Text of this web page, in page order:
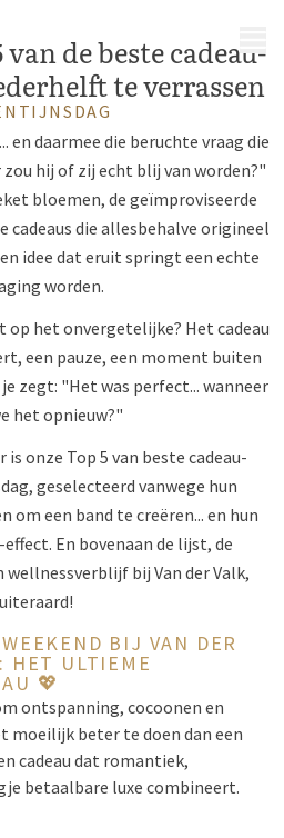
de beste cadeau-
te verrassen
en daarmee die beruchte vraag die
hij of zij echt blij van worden?"
bloemen, de geïmproviseerde
die allesbehalve origineel
idee dat eruit springt een echte
worden.
op het onvergetelijke? Het cadeau
een pauze, een moment buiten
zegt: "Het was perfect... wanneer
het opnieuw?"
onze Top 5 van beste cadeau-
geselecteerd vanwege hun
om een band te creëren... en hun
En bovenaan de lijst, de
bij Van der Valk,
uiteraard!
BIJ VAN DER
HET ULTIEME
💖
ontspanning, cocoonen en
moeilijk beter te doen dan een
cadeau dat romantiek,
betaalbare luxe combineert.